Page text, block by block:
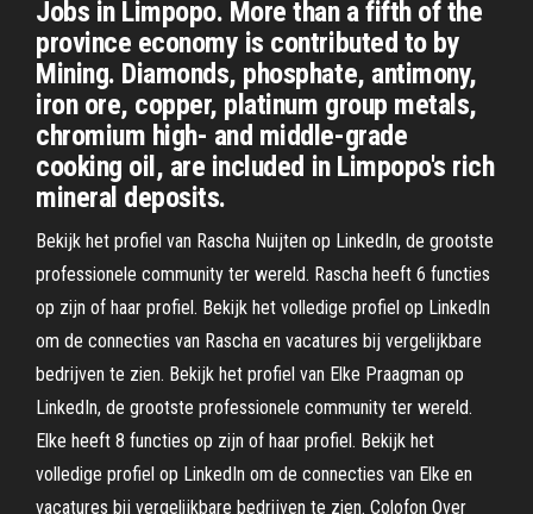
Jobs in Limpopo. More than a fifth of the
province economy is contributed to by
Mining. Diamonds, phosphate, antimony,
iron ore, copper, platinum group metals,
chromium high- and middle-grade
cooking oil, are included in Limpopo's rich
mineral deposits.
Bekijk het profiel van Rascha Nuijten op LinkedIn, de grootste
professionele community ter wereld. Rascha heeft 6 functies
op zijn of haar profiel. Bekijk het volledige profiel op LinkedIn
om de connecties van Rascha en vacatures bij vergelijkbare
bedrijven te zien. Bekijk het profiel van Elke Praagman op
LinkedIn, de grootste professionele community ter wereld.
Elke heeft 8 functies op zijn of haar profiel. Bekijk het
volledige profiel op LinkedIn om de connecties van Elke en
vacatures bij vergelijkbare bedrijven te zien. Colofon Over